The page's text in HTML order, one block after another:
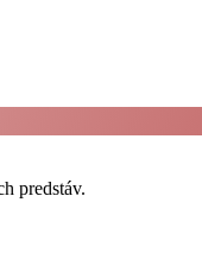
predstáv.